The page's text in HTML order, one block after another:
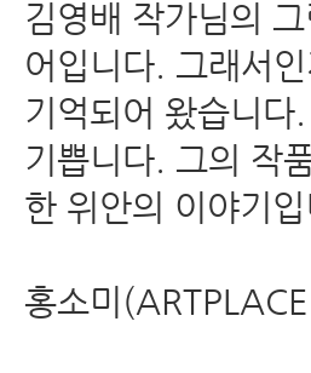
김영배 작가님의
어입니다. 그래서
기억되어 왔습니
기쁩니다. 그의 작
한 위안의 이야기
홍소미